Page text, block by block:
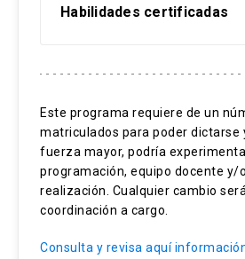
Habilidades certificadas
Razonamiento
Análisis crítico
Comprensión
Investigación cualitativa
Interpretación de
Este programa requiere de un
matriculados para poder dictarse
fuerza mayor, podría
programación, equipo docente y/
realización. Cualquier cambio
coordinación a cargo.
Consulta y revisa aquí